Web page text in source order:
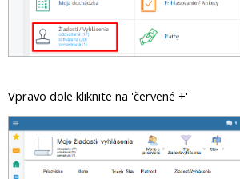
Vpravo dole kliknite na 'červené +'